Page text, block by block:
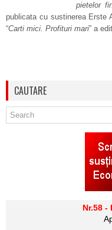
pietelor
publicata cu sustinerea Erste
“Carti mici. Profituri mari” a
CAUTARE
Nr.58 -